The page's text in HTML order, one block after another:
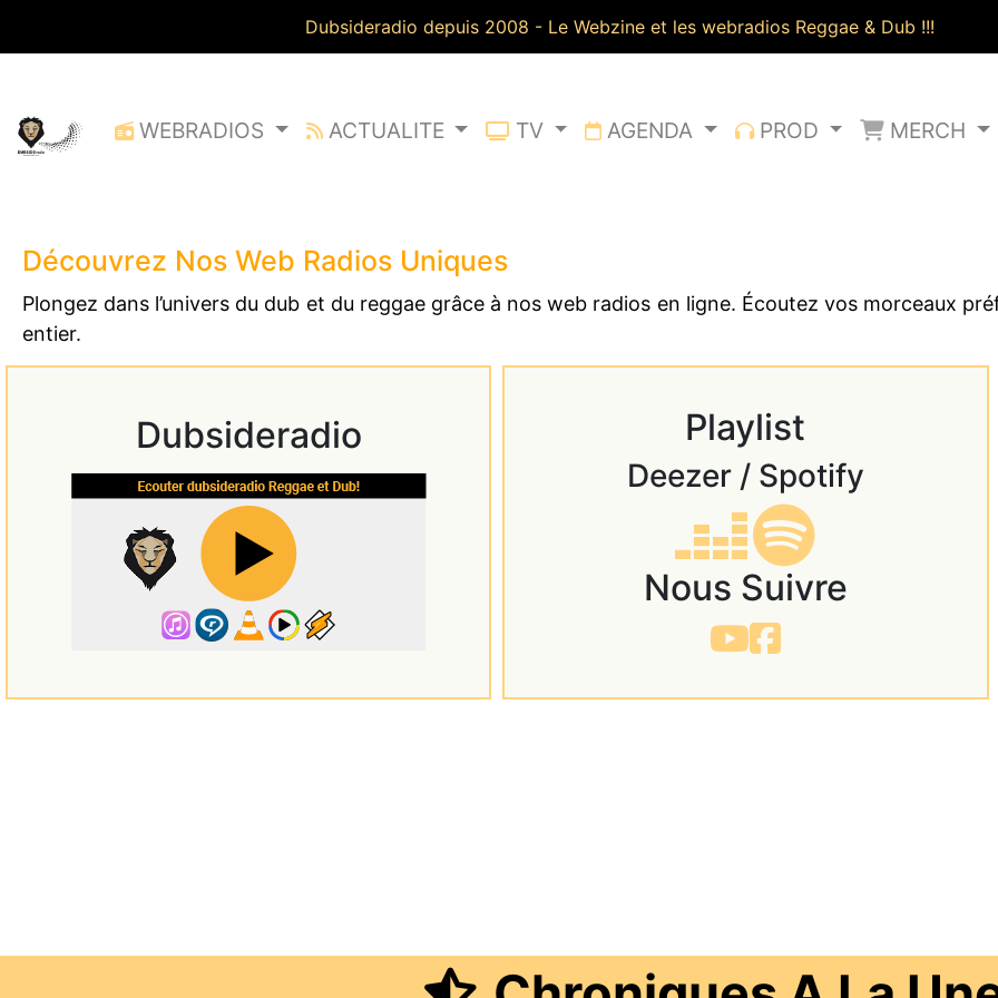
Dubsideradio depuis 2008 - Le Webzine et les webradios Reggae &
WEBRADIOS ACTUALITE TV AGENDA PROD MERCH
Découvrez Nos Web Radios Uniques
Plongez dans l’univers du dub et du reggae grâce à nos web radios en ligne. Écoutez vos morceaux
entier.
Dubsideradio Playlist
Deezer / Spotify
Nous Suivre